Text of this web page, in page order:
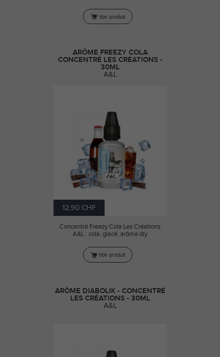
Voir produit
ARÔME FREEZY COLA
CONCENTRÉ LES CRÉATIONS -
30ML
A&L
12,90 CHF
Concentré Freezy Cola Les Créations
A&L : cola, glacé, arôme diy
Voir produit
ARÔME DIABOLIK - CONCENTRÉ
LES CRÉATIONS - 30ML
A&L